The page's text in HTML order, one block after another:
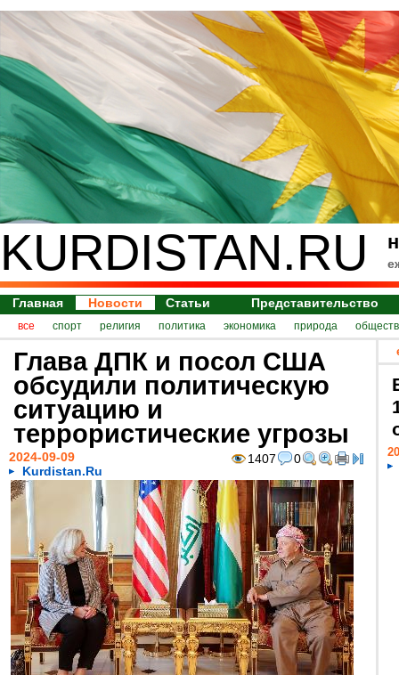
KURDISTAN.RU
Главная Новости Статьи Представительство
все спорт религия политика экономика природа
Глава ДПК и посол США
обсудили политическую
ситуацию и
террористические угрозы
1407 0
2024-09-09
Kurdistan.Ru